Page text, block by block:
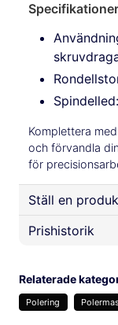
Specifikationer
Komplettera
och förvandla
för
Ställ en
question
Prishistorik
Relaterade
Polering